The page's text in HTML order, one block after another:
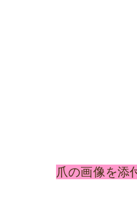
爪の画像を添